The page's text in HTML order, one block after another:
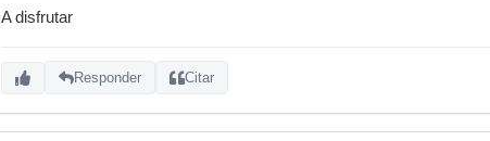
A disfrutar
Responder Citar